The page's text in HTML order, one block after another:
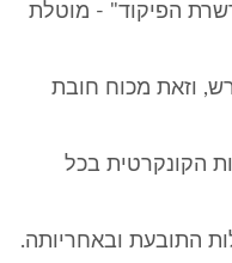
הפיקוד" - מוטלת
וזאת מכוח חובת
הקונקרטית בכל
התובעת ובאחריותה.